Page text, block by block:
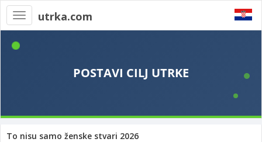
Toggle
navigation
utrka.com
To nisu samo ženske stvari 2026